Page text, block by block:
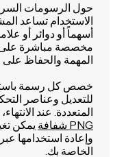
حول الرسومات
الاستخدام تساعد
أسهماً أو دوائر أو
مخصصة مباشرة على
المهمة والحفاظ على
خصص كل رسمة
للتعديل وعناصر
المتعددة. عند
PNG شفافة
يمكن
وإعادة استخدامها
الخاصة بك.